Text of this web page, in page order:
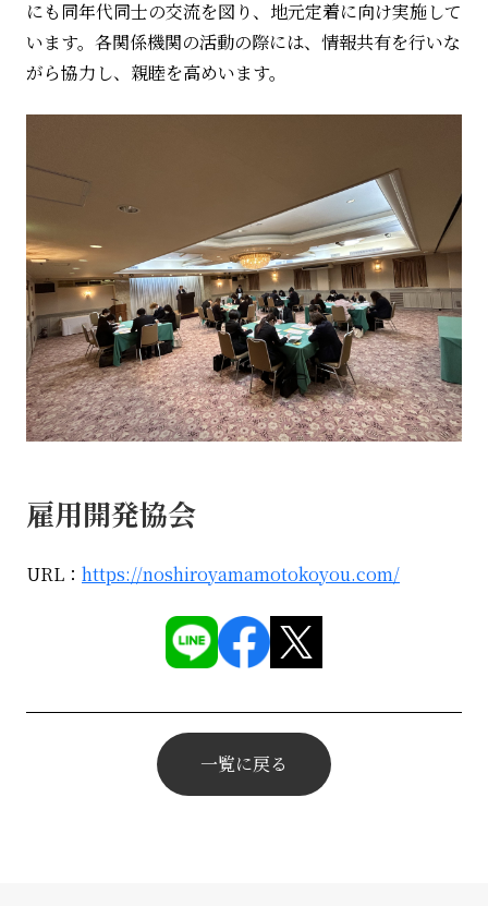
にも同年代同士の交流を図り、地元定着に向け実施して
います。各関係機関の活動の際には、情報共有を行いな
がら協力し、親睦を高めいます。
雇用開発協会
URL： https://noshiroyamamotokoyou.com/
一覧に戻る